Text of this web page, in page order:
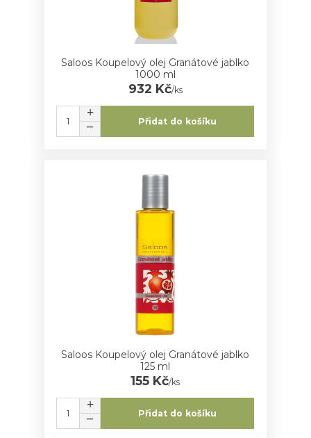
Saloos Koupelový olej Granátové jablko
1000 ml
932 Kč/ks
Přidat do košíku
Saloos Koupelový olej Granátové jablko
125 ml
155 Kč/ks
Přidat do košíku